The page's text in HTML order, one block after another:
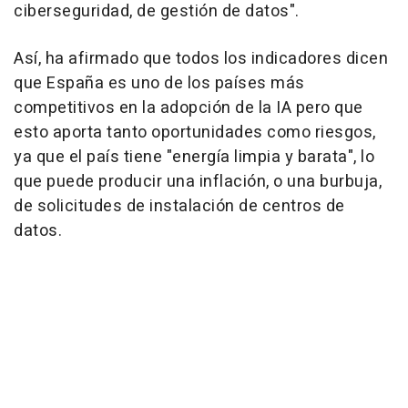
ciberseguridad, de gestión de datos".
Así, ha afirmado que todos los indicadores dicen
que España es uno de los países más
competitivos en la adopción de la IA pero que
esto aporta tanto oportunidades como riesgos,
ya que el país tiene "energía limpia y barata", lo
que puede producir una inflación, o una burbuja,
de solicitudes de instalación de centros de
datos.